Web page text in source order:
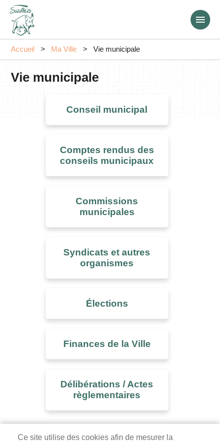
Accueil Ma Ville Vie municipale
Vie municipale
Conseil municipal
Comptes rendus des
conseils municipaux
Commissions
municipales
Syndicats et autres
organismes
Élections
Finances de la Ville
Délibérations / Actes
règlementaires
Ce site utilise des cookies afin de mesurer la